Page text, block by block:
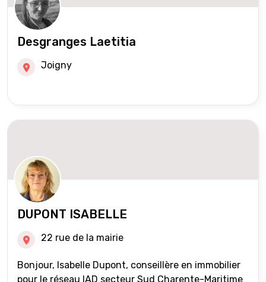
Desgranges Laetitia
Joigny
DUPONT ISABELLE
22 rue de la mairie
Bonjour, Isabelle Dupont, conseillère en immobilier
pour le réseau IAD secteur Sud Charente-Maritime